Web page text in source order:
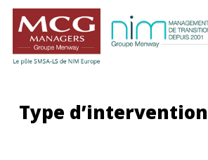
Skip
main
content
Type d’intervention
Panneau de gestion des cookies